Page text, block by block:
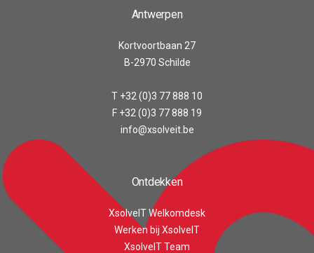
Antwerpen
Kortvoortbaan 27
B-2970 Schilde
T +32 (0)3 77 888 10
F +32 (0)3 77 888 19
info@xsolveit.be
Ontdekken
XsolveIT Welkomdesk
Werken bij XsolveIT
XsolveIT Team